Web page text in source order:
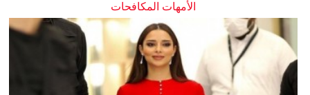
الأمهات المكافحات